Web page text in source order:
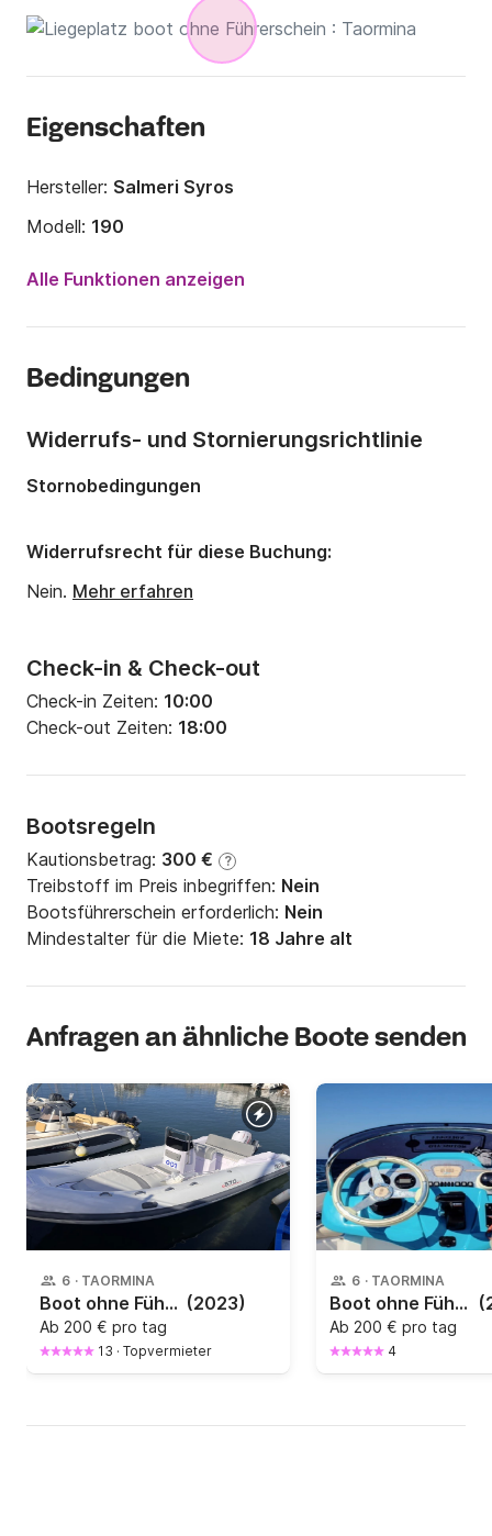
Eigenschaften
Hersteller: Salmeri Syros
Modell: 190
Motorleistung:
Anzahl Plätze an Bord:
Alle Funktionen anzeigen
Bedingungen
Check-in & Check-out
Check-in Zeiten: 10:00
Check-out Zeiten: 18:00
Bootsregeln
Kautionsbetrag: 300 € ?
Treibstoff im Preis inbegriffen: Nein
Bootsführerschein erforderlich: Nein
Mindestalter für die Miete: 18 Jahre alt
Widerrufs- und Stornierungsrichtlinie
Stornobedingungen
Widerrufsrecht für diese Buchung:
Nein. Mehr erfahren
Anfragen an ähnliche Boote senden
6 · TAORMINA
Boot ohne Führerschein Selva 570 da 40cv 40PS (2023)
Ab 200 € pro tag
13 · Topvermieter
6 · TAORMINA
Boot ohne Führerschein SESSA MARINE KEY LARGO ONE 40PS
Ab 200 € pro tag
4